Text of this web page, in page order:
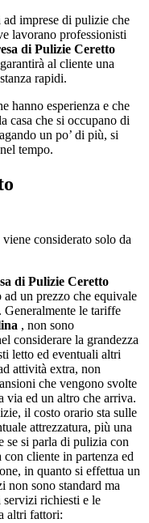
imprese di pulizie che
lavorano professionisti
di Pulizie Ceretto
al cliente una
rapidi.
hanno esperienza e che
casa che si occupano di
un po’ di più, si
tempo.
considerato solo da
di Pulizie Ceretto
un prezzo che equivale
le tariffe
, non sono
considerare la grandezza
letto ed eventuali altri
attività extra, non
che vengono svolte
via ed un altro che arriva.
il costo orario sta sulle
attrezzatura, più una
se si parla di pulizia con
cliente in partenza ed
in quanto si effettua un
non sono standard ma
richiesti e le
altri fattori: